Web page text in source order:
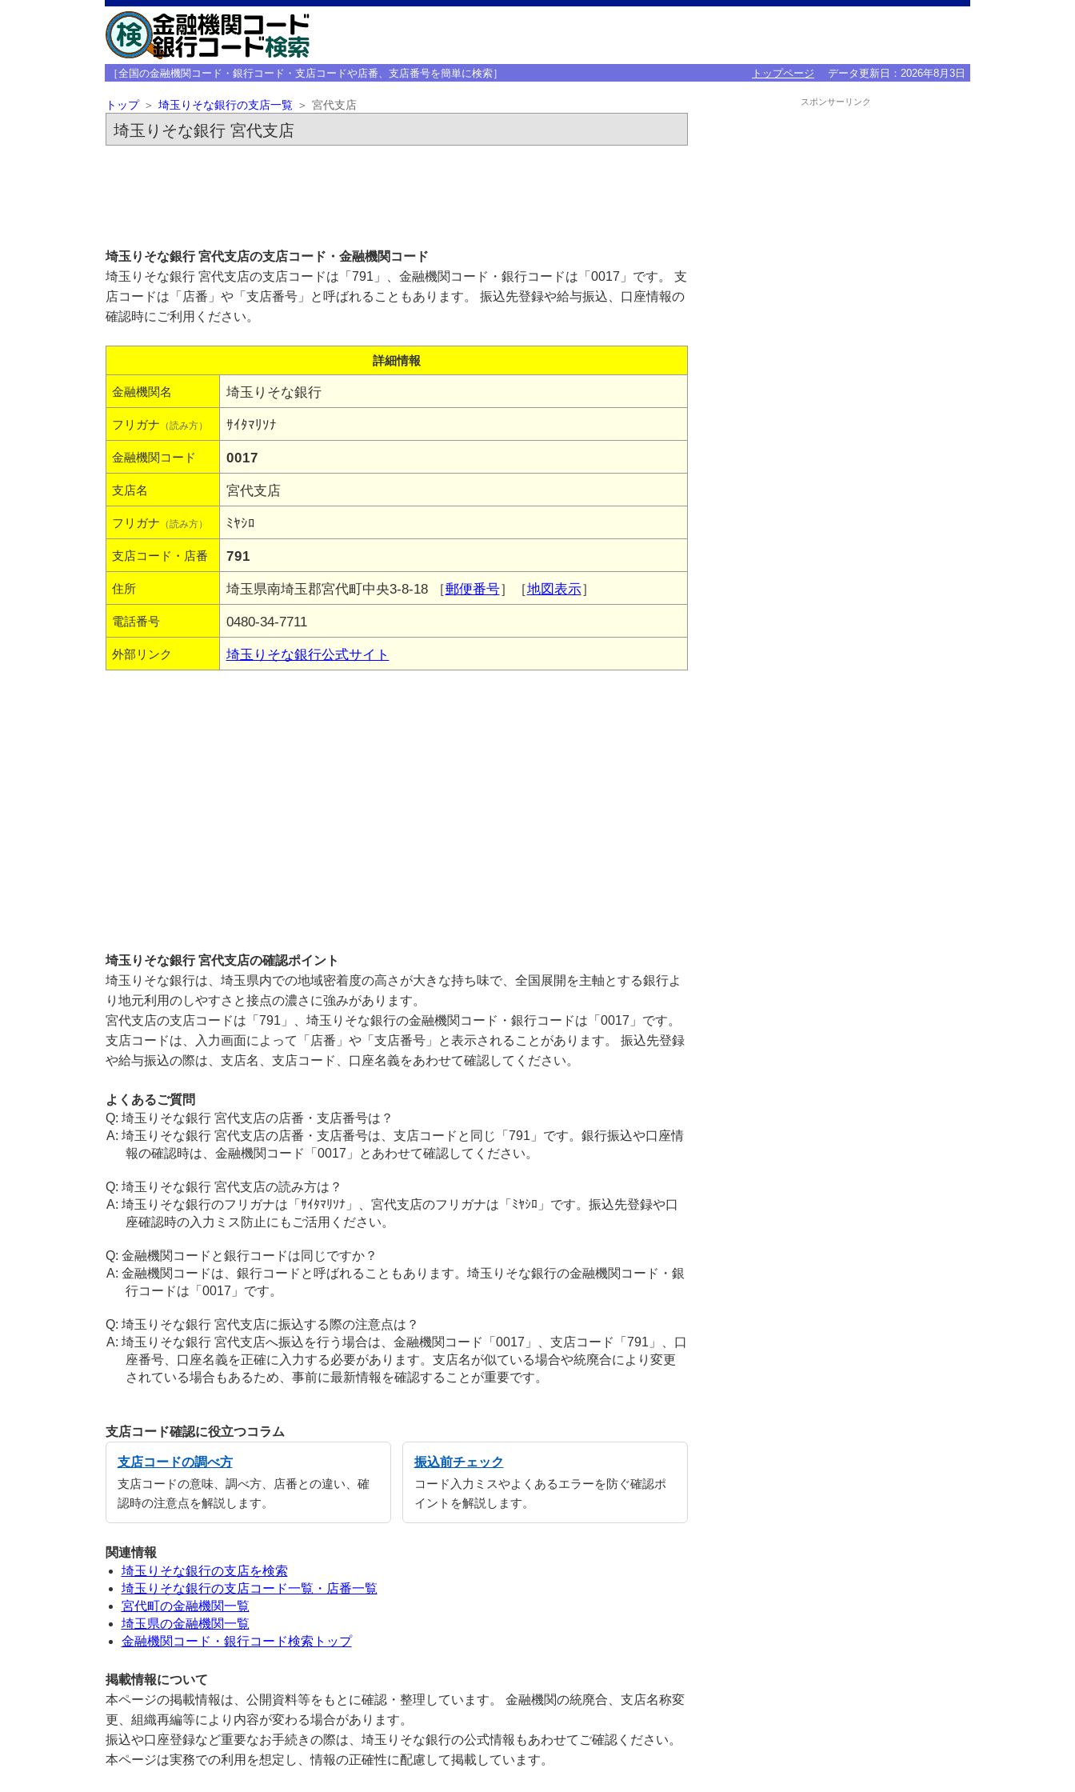
［全国の金融機関コード・銀行コード・支店コードや店番、支店番号を簡単に検索］ トップページ データ更新日： 2026年8月3日
トップ 埼玉りそな銀行の支店一覧 宮代支店
埼玉りそな銀行 宮代支店
埼玉りそな銀行 宮代支店の支店コード・金融機関コード
埼玉りそな銀行 宮代支店の支店コードは「791」、金融機関コード・銀行コードは「0017」です。 支
店コードは「店番」や「支店番号」と呼ばれることもあります。 振込先登録や給与振込、口座情報の
確認時にご利用ください。
詳細情報
金融機関名 埼玉りそな銀行
フリガナ （読み方） ｻｲﾀﾏﾘｿﾅ
金融機関コード 0017
支店名 宮代支店
フリガナ （読み方） ﾐﾔｼﾛ
支店コード・店番 791
住所 埼玉県南埼玉郡宮代町中央3-8-18 ［郵便番号］［地図表示］
電話番号 0480-34-7711
外部リンク 埼玉りそな銀行公式サイト
埼玉りそな銀行 宮代支店の確認ポイント
埼玉りそな銀行は、埼玉県内での地域密着度の高さが大きな持ち味で、全国展開を主軸とする銀行よ
り地元利用のしやすさと接点の濃さに強みがあります。
宮代支店の支店コードは「791」、埼玉りそな銀行の金融機関コード・銀行コードは「0017」です。
支店コードは、入力画面によって「店番」や「支店番号」と表示されることがあります。 振込先登録
や給与振込の際は、支店名、支店コード、口座名義をあわせて確認してください。
よくあるご質問
埼玉りそな銀行 宮代支店の店番・支店番号は？
埼玉りそな銀行 宮代支店の店番・支店番号は、支店コードと同じ「791」です。銀行振込や口座情
報の確認時は、金融機関コード「0017」とあわせて確認してください。
埼玉りそな銀行 宮代支店の読み方は？
埼玉りそな銀行のフリガナは「ｻｲﾀﾏﾘｿﾅ」、宮代支店のフリガナは「ﾐﾔｼﾛ」です。振込先登録や口
座確認時の入力ミス防止にもご活用ください。
金融機関コードと銀行コードは同じですか？
金融機関コードは、銀行コードと呼ばれることもあります。埼玉りそな銀行の金融機関コード・銀
行コードは「0017」です。
埼玉りそな銀行 宮代支店に振込する際の注意点は？
埼玉りそな銀行 宮代支店へ振込を行う場合は、金融機関コード「0017」、支店コード「791」、口
座番号、口座名義を正確に入力する必要があります。支店名が似ている場合や統廃合により変更
されている場合もあるため、事前に最新情報を確認することが重要です。
支店コード確認に役立つコラム
支店コードの調べ方
支店コードの意味、調べ方、店番との違い、確
認時の注意点を解説します。
振込前チェック
コード入力ミスやよくあるエラーを防ぐ確認ポ
イントを解説します。
関連情報
埼玉りそな銀行の支店を検索
埼玉りそな銀行の支店コード一覧・店番一覧
宮代町の金融機関一覧
埼玉県の金融機関一覧
金融機関コード・銀行コード検索トップ
掲載情報について
本ページの掲載情報は、公開資料等をもとに確認・整理しています。 金融機関の統廃合、支店名称変
更、組織再編等により内容が変わる場合があります。
振込や口座登録など重要なお手続きの際は、埼玉りそな銀行の公式情報もあわせてご確認ください。
本ページは実務での利用を想定し、情報の正確性に配慮して掲載しています。
スポンサーリンク